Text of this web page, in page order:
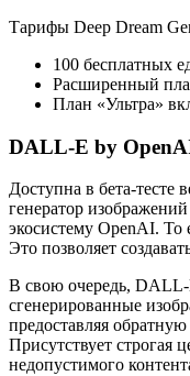
Тарифы Deep Dream
100 бесплатных
Расширенный
План «Ультра»
DALL-E by
Доступна в бета-
генератор
экосистему OpenAI. То
Это позволяет
В свою очередь,
сгенерированные
предоставляя
Присутствует строгая
недопустимого